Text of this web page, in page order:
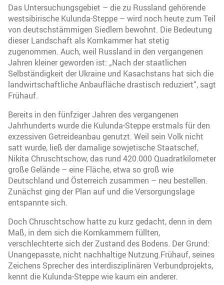
Das Untersuchungsgebiet – die zu Russland gehörende
westsibirische Kulunda-Steppe – wird noch heute zum Teil
von deutschstämmigen Siedlern bewohnt. Die Bedeutung
dieser Landschaft als Kornkammer hat stetig
zugenommen. Auch, weil Russland in den vergangenen
Jahren kleiner geworden ist: „Nach der staatlichen
Selbständigkeit der Ukraine und Kasachstans hat sich die
landwirtschaftliche Anbaufläche drastisch reduziert“, sagt
Frühauf.
Bereits in den fünfziger Jahren des vergangenen
Jahrhunderts wurde die Kulunda-Steppe erstmals für den
exzessiven Getreideanbau genutzt. Weil sein Volk nicht
satt wurde, ließ der damalige sowjetische Staatschef,
Nikita Chruschtschow, das rund 420.000 Quadratkilometer
große Gelände – eine Fläche, etwa so groß wie
Deutschland und Österreich zusammen – neu bestellen.
Zunächst ging der Plan auf und die Versorgungslage
entspannte sich.
Doch Chruschtschow hatte zu kurz gedacht, denn in dem
Maß, in dem sich die Kornkammern füllten,
verschlechterte sich der Zustand des Bodens. Der Grund:
Unangepasste, nicht nachhaltige Nutzung.Frühauf, seines
Zeichens Sprecher des interdisziplinären Verbundprojekts,
kennt die Kulunda-Steppe wie kaum ein anderer.